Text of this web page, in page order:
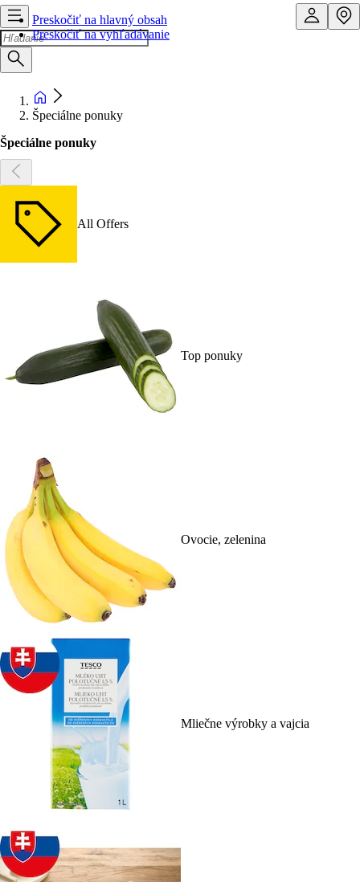
Preskočiť na hlavný obsah
Preskočiť na vyhľadávanie
Špeciálne ponuky
Špeciálne ponuky
All Offers
Top ponuky
Ovocie, zelenina
Mliečne výrobky a vajcia